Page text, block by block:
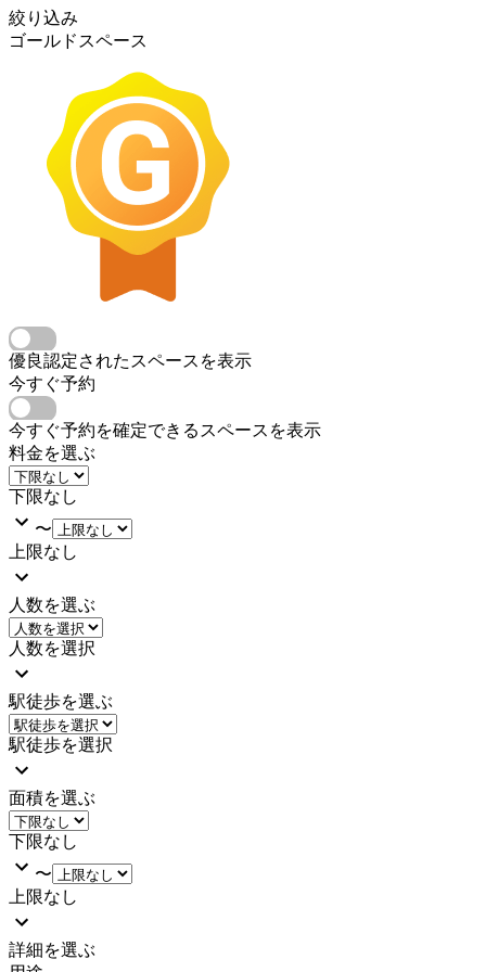
絞り込み
ゴールドスペース
優良認定されたスペースを表示
今すぐ予約
今すぐ予約を確定できるスペースを表示
料金を選ぶ
下限なし
〜
上限なし
人数を選ぶ
人数を選択
駅徒歩を選ぶ
駅徒歩を選択
面積を選ぶ
下限なし
〜
上限なし
詳細を選ぶ